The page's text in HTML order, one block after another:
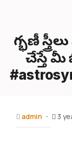
గర్భిణీ
చేస్తే మీ
admin 3